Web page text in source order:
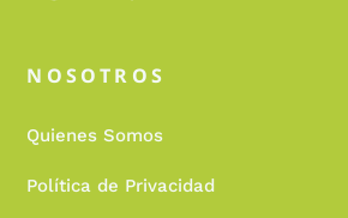
NOSOTROS
Quienes Somos
Política de Privacidad